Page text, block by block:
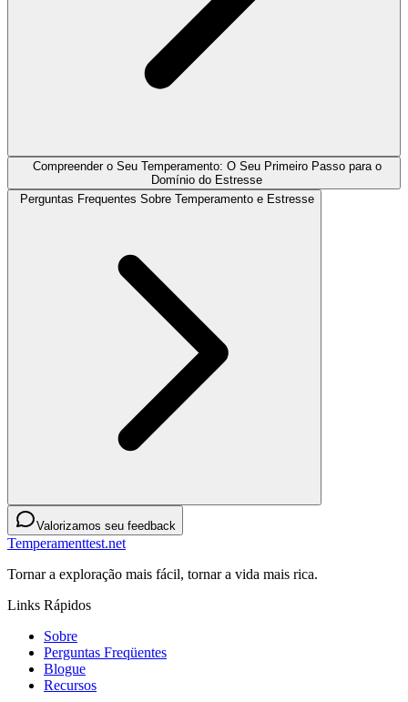
Compreender o Seu Temperamento: O Seu Primeiro Passo para o
Domínio do Estresse
Perguntas Frequentes Sobre Temperamento e Estresse
Valorizamos seu feedback
Temperamenttest.net
Tornar a exploração mais fácil, tornar a vida mais rica.
Links Rápidos
Sobre
Perguntas Freqüentes
Blogue
Recursos